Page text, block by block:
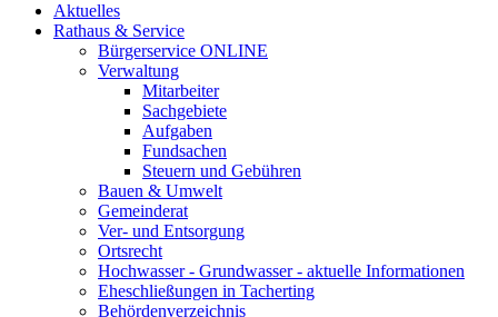
Aktuelles
Rathaus & Service
Bürgerservice ONLINE
Verwaltung
Mitarbeiter
Sachgebiete
Aufgaben
Fundsachen
Steuern und Gebühren
Bauen & Umwelt
Gemeinderat
Ver- und Entsorgung
Ortsrecht
Hochwasser - Grundwasser - aktuelle Informationen
Eheschließungen in Tacherting
Behördenverzeichnis